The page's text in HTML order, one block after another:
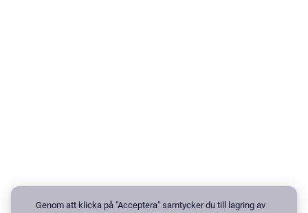
Genom att klicka på "Acceptera" samtycker du till lagring av